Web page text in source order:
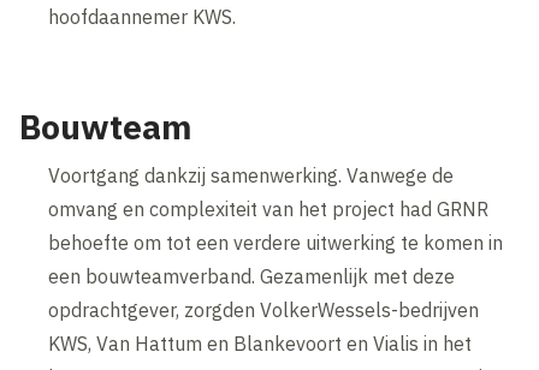
hoofdaannemer KWS.
Bouwteam
Voortgang dankzij samenwerking. Vanwege de
omvang en complexiteit van het project had GRNR
behoefte om tot een verdere uitwerking te komen in
een bouwteamverband. Gezamenlijk met deze
opdrachtgever, zorgden VolkerWessels-bedrijven
KWS, Van Hattum en Blankevoort en Vialis in het